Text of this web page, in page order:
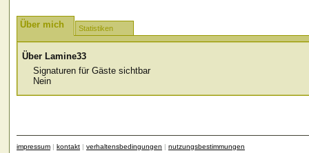
Über mich Statistiken
Über Lamine33
Signaturen für Gäste sichtbar
Nein
impressum | kontakt | verhaltensbedingungen | nutzungsbestimmungen